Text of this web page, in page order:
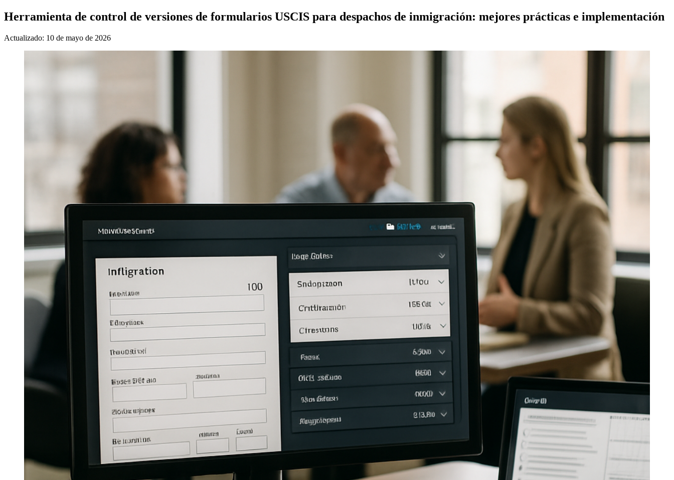
Herramienta de control de versiones de formularios USCIS para despachos de inmigración: mejores prácticas e implementación
Actualizado: 10 de mayo de 2026